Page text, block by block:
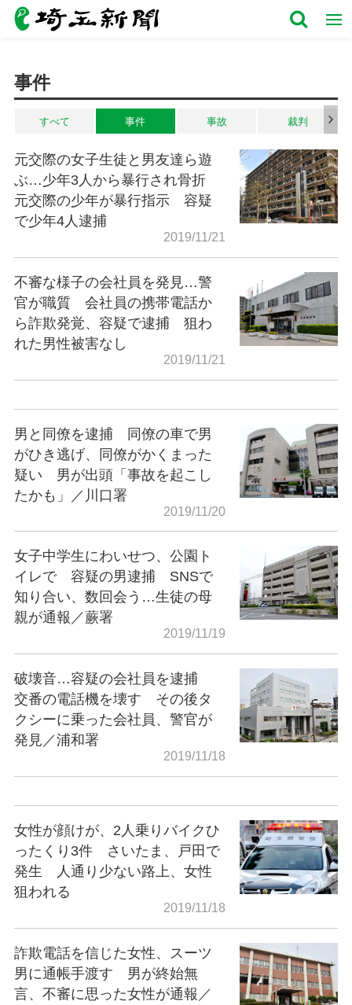
事件
すべて 事件 事故 裁判
元交際の女子生徒と男友達ら遊
ぶ…少年3人から暴行され骨折
元交際の少年が暴行指示 容疑
で少年4人逮捕
2019/11/21
不審な様子の会社員を発見…警
官が職質 会社員の携帯電話か
ら詐欺発覚、容疑で逮捕 狙わ
れた男性被害なし
2019/11/21
男と同僚を逮捕 同僚の車で男
がひき逃げ、同僚がかくまった
疑い 男が出頭「事故を起こし
たかも」／川口署
2019/11/20
女子中学生にわいせつ、公園ト
イレで 容疑の男逮捕 SNSで
知り合い、数回会う…生徒の母
親が通報／蕨署
2019/11/19
破壊音…容疑の会社員を逮捕
交番の電話機を壊す その後タ
クシーに乗った会社員、警官が
発見／浦和署
2019/11/18
女性が顔けが、2人乗りバイクひ
ったくり3件 さいたま、戸田で
発生 人通り少ない路上、女性
狙われる
2019/11/18
詐欺電話を信じた女性、スーツ
男に通帳手渡す 男が終始無
言、不審に思った女性が通報／